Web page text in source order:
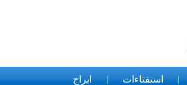
استفتاءات ابراج